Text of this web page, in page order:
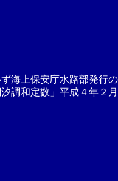
海上保安庁水路部発行
調和定数」平成４年２